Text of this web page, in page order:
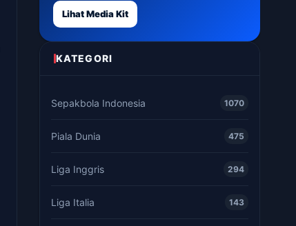
Lihat Media Kit
KATEGORI
Sepakbola Indonesia 1070
Piala Dunia 475
Liga Inggris 294
Liga Italia 143